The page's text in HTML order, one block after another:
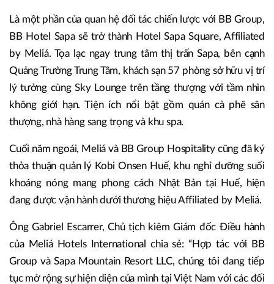
Là một phần của quan hệ đối tác chiến lược với BB Group,
BB Hotel Sapa sẽ trở thành Hotel Sapa Square, Affiliated
by Meliá. Tọa lạc ngay trung tâm thị trấn Sapa, bên cạnh
Quảng Trường Trung Tâm, khách sạn 57 phòng sở hữu vị trí
lý tưởng cùng Sky Lounge trên tầng thượng với tầm nhìn
không giới hạn. Tiện ích nổi bật gồm quán cà phê sân
thượng, nhà hàng sang trọng và khu spa.
Cuối năm ngoái, Meliá và BB Group Hospitality cũng đã ký
thỏa thuận quản lý Kobi Onsen Huế, khu nghỉ dưỡng suối
khoáng nóng mang phong cách Nhật Bản tại Huế, hiện
đang được vận hành dưới thương hiệu Affiliated by Meliá.
Ông Gabriel Escarrer, Chủ tịch kiêm Giám đốc Điều hành
của Meliá Hotels International chia sẻ: “Hợp tác với BB
Group và Sapa Mountain Resort LLC, chúng tôi đang tiếp
tục mở rộng sự hiện diện của mình tại Việt Nam với các đối